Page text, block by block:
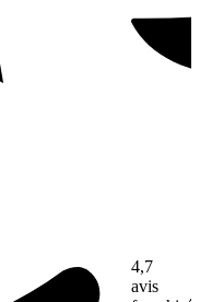
4,7
avis